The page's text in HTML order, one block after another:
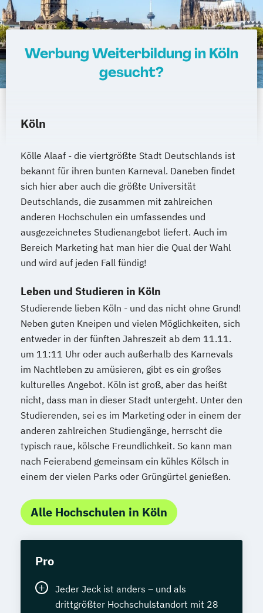
Werbung Weiterbildung in Köln
gesucht?
Köln
Kölle Alaaf - die viertgrößte Stadt Deutschlands ist
bekannt für ihren bunten Karneval. Daneben findet
sich hier aber auch die größte Universität
Deutschlands, die zusammen mit zahlreichen
anderen Hochschulen ein umfassendes und
ausgezeichnetes Studienangebot liefert. Auch im
Bereich Marketing hat man hier die Qual der Wahl
und wird auf jeden Fall fündig!
Leben und Studieren in Köln
Studierende lieben Köln - und das nicht ohne Grund!
Neben guten Kneipen und vielen Möglichkeiten, sich
entweder in der fünften Jahreszeit ab dem 11.11.
um 11:11 Uhr oder auch außerhalb des Karnevals
im Nachtleben zu amüsieren, gibt es ein großes
kulturelles Angebot. Köln ist groß, aber das heißt
nicht, dass man in dieser Stadt untergeht. Unter den
Studierenden, sei es im Marketing oder in einem der
anderen zahlreichen Studiengänge, herrscht die
typisch raue, kölsche Freundlichkeit. So kann man
nach Feierabend gemeinsam ein kühles Kölsch in
einem der vielen Parks oder Grüngürtel genießen.
Alle Hochschulen in Köln
Pro
Jeder Jeck ist anders – und als
drittgrößter Hochschulstandort mit 28